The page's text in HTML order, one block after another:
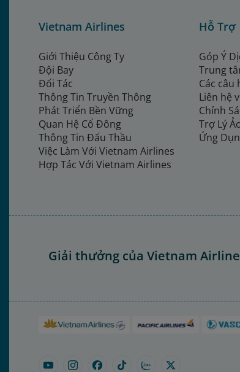
Vietnam Airlines
Giới Thiệu Công Ty
Đội Bay
Đối Tác
Thông Tin Truyền Thông
Phát Triển Bền Vững
Quan Hệ Cổ Đông
Thông Tin Đấu Thầu
Việc Làm Với Vietnam Airlines
Hợp Tác Với Vietnam Airlines
Hỗ Trợ
Góp Ý
Trung
Các câu
Liên hệ
Chính
Trợ Lý
Ứng
Giải thưởng của Vietnam